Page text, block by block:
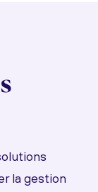
la gestion